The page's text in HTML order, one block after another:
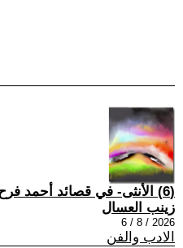
(6) الأنثى- في قصائد أحمد فرح”
زينب العسال
2026 / 8 / 6
الادب والفن